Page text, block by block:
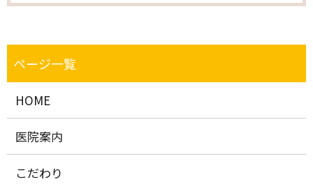
HOME
医院案内
こだわり